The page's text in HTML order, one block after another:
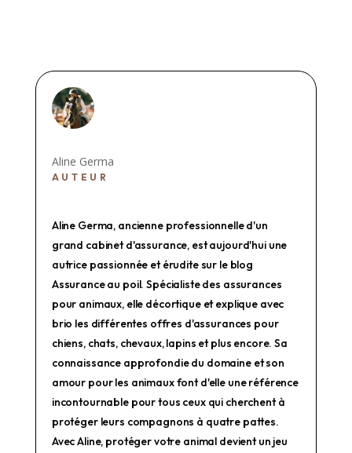
Aline Germa
AUTEUR
Aline Germa, ancienne professionnelle d'un
grand cabinet d'assurance, est aujourd'hui une
autrice passionnée et érudite sur le blog
Assurance au poil. Spécialiste des assurances
pour animaux, elle décortique et explique avec
brio les différentes offres d'assurances pour
chiens, chats, chevaux, lapins et plus encore. Sa
connaissance approfondie du domaine et son
amour pour les animaux font d'elle une référence
incontournable pour tous ceux qui cherchent à
protéger leurs compagnons à quatre pattes.
Avec Aline, protéger votre animal devient un jeu